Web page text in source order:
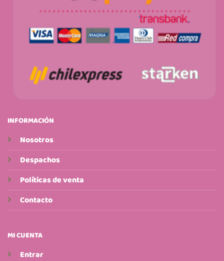
INFORMACIÓN
Nosotros
Despachos
Políticas de venta
Contacto
MI CUENTA
Entrar